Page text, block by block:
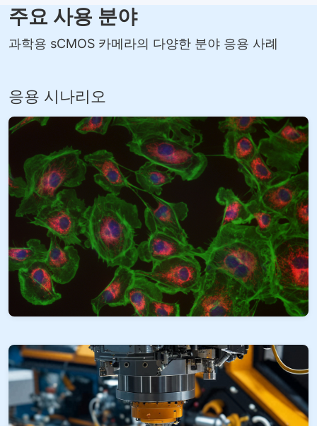
주요 사용 분야
과학용 sCMOS 카메라의 다양한 분야 응용 사례
응용 시나리오